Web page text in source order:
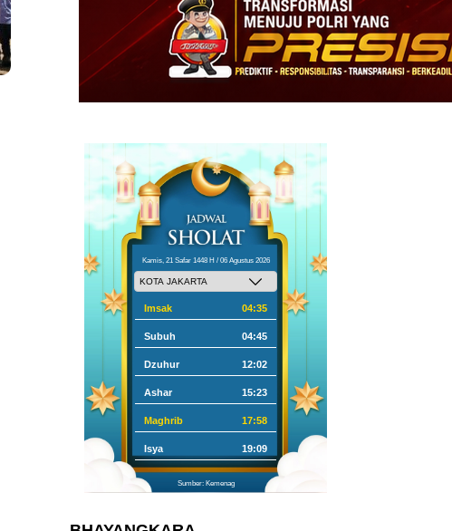
Kamis, 21 Safar 1448 H / 06 Agustus 2026
Imsak 04:35
Subuh 04:45
Dzuhur 12:02
Ashar 15:23
Maghrib 17:58
Isya 19:09
Sumber: Kemenag